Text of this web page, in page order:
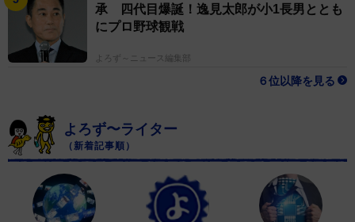
承 四代目爆誕！逸見太郎が小1長男ととも
にプロ野球観戦
よろず～ニュース編集部
６位以降を見る
よろず〜ライター
（新着記事順）